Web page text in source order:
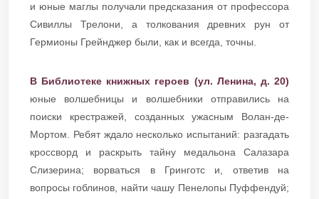
и юные маглы получали предсказания от профессора
Сивиллы Трелони, а толкования древних рун от
Гермионы Грейнджер были, как и всегда, точны.
В Библиотеке книжных героев (ул. Ленина, д. 20)
юные волшебницы и волшебники отправились на
поиски крестражей, созданных ужасным Волан-де-
Мортом. Ребят ждало несколько испытаний: разгадать
кроссворд и раскрыть тайну медальона Салазара
Слизерина; ворваться в Гринготс и, ответив на
вопросы гоблинов, найти чашу Пенелопы Пуффендуй;